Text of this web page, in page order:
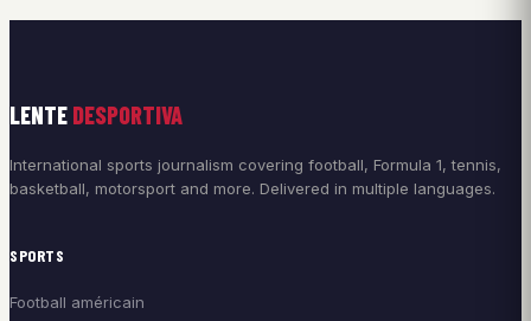
LENTE DESPORTIVA
International sports journalism covering football, Formula 1, tennis,
basketball, motorsport and more. Delivered in multiple languages.
SPORTS
Football américain